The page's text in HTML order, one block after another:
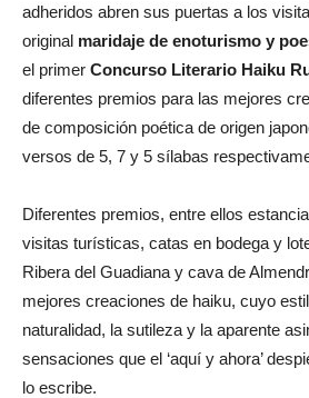
adheridos abren sus puertas a los
original maridaje de enoturismo y
el primer Concurso Literario Haiku
diferentes premios para las mejores
de composición poética de origen
versos de 5, 7 y 5 sílabas
Diferentes premios, entre ellos
visitas turísticas, catas en bodega y
Ribera del Guadiana y cava de
mejores creaciones de haiku, cuyo
naturalidad, la sutileza y la aparente
sensaciones que el ‘aquí y ahora’
lo escribe.